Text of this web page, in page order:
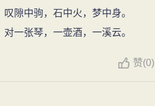
。此诗的 书法也正是在这种
无荒率之笔。《黄州寒食诗帖》
长途跋涉，旅途劳顿，苏轼的幼儿
书朝廷，请求暂时不去汝州，先
带水网交错，
。他在常
隙中驹，石中火，梦中身。
一张琴，一壶酒，一溪云。
赞(0)